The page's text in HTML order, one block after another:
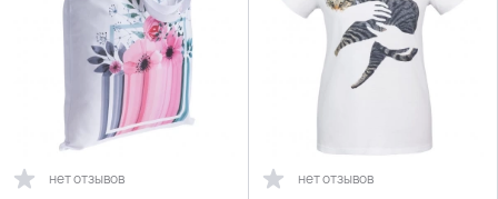
нет отзывов нет отзывов